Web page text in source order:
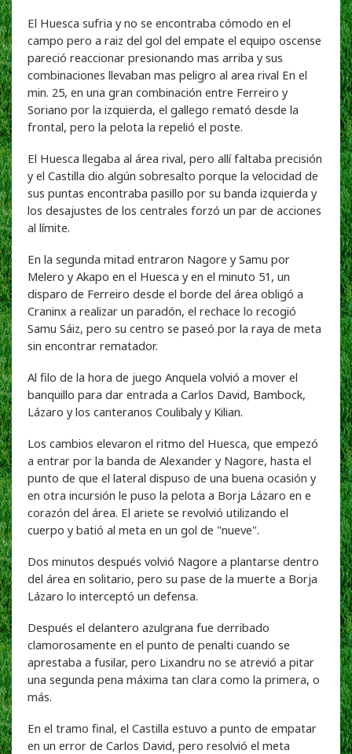
El Huesca sufria y no se encontraba cómodo en el
campo pero a raiz del gol del empate el equipo oscense
pareció reaccionar presionando mas arriba y sus
combinaciones llevaban mas peligro al area rival En el
min. 25, en una gran combinación entre Ferreiro y
Soriano por la izquierda, el gallego remató desde la
frontal, pero la pelota la repelió el poste.
El Huesca llegaba al área rival, pero allí faltaba precisión
y el Castilla dio algún sobresalto porque la velocidad de
sus puntas encontraba pasillo por su banda izquierda y
los desajustes de los centrales forzó un par de acciones
al límite.
En la segunda mitad entraron Nagore y Samu por
Melero y Akapo en el Huesca y en el minuto 51, un
disparo de Ferreiro desde el borde del área obligó a
Craninx a realizar un paradón, el rechace lo recogió
Samu Sáiz, pero su centro se paseó por la raya de meta
sin encontrar rematador.
Al filo de la hora de juego Anquela volvió a mover el
banquillo para dar entrada a Carlos David, Bambock,
Lázaro y los canteranos Coulibaly y Kilian.
Los cambios elevaron el ritmo del Huesca, que empezó
a entrar por la banda de Alexander y Nagore, hasta el
punto de que el lateral dispuso de una buena ocasión y
en otra incursión le puso la pelota a Borja Lázaro en e
corazón del área. El ariete se revolvió utilizando el
cuerpo y batió al meta en un gol de "nueve".
Dos minutos después volvió Nagore a plantarse dentro
del área en solitario, pero su pase de la muerte a Borja
Lázaro lo interceptó un defensa.
Después el delantero azulgrana fue derribado
clamorosamente en el punto de penalti cuando se
aprestaba a fusilar, pero Lixandru no se atrevió a pitar
una segunda pena máxima tan clara como la primera, o
más.
En el tramo final, el Castilla estuvo a punto de empatar
en un error de Carlos David, pero resolvió el meta